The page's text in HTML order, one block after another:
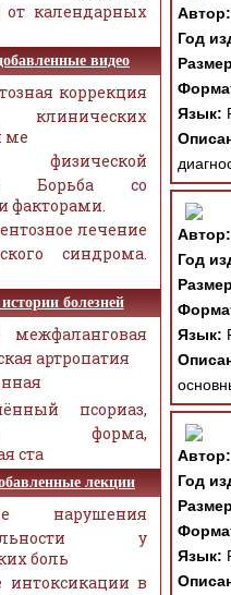
Автор:
Год
Язык:
Автор:
Год
Язык:
Автор:
Год
Язык:
от календарных
видео
коррекция
клинических
ме
Борьба со
факторами.
лечение
синдрома.
болезней
межфаланговая
артропатия
псориаз,
форма,
ста
лекции
нарушения
у
боль
интоксикации в